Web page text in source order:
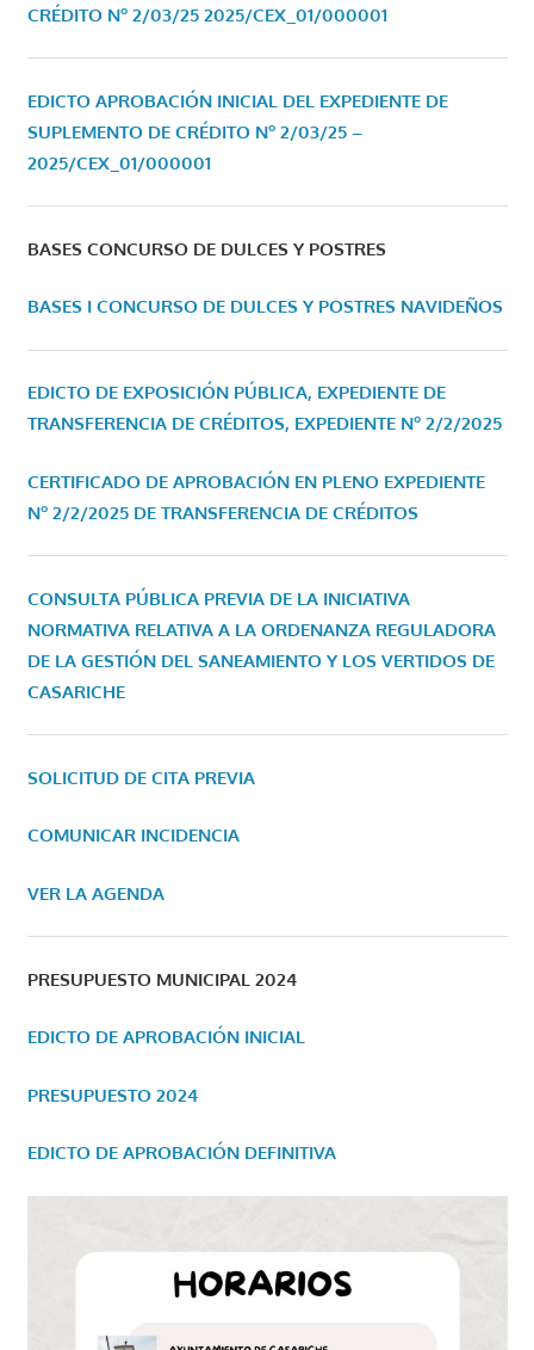
CRÉDITO Nº 2/03/25 2025/CEX_01/000001
EDICTO APROBACIÓN INICIAL DEL EXPEDIENTE DE
SUPLEMENTO DE CRÉDITO Nº 2/03/25 –
2025/CEX_01/000001
BASES CONCURSO DE DULCES Y POSTRES
BASES I CONCURSO DE DULCES Y POSTRES NAVIDEÑOS
EDICTO DE EXPOSICIÓN PÚBLICA, EXPEDIENTE DE
TRANSFERENCIA DE CRÉDITOS, EXPEDIENTE Nº 2/2/2025
CERTIFICADO DE APROBACIÓN EN PLENO EXPEDIENTE
Nº 2/2/2025 DE TRANSFERENCIA DE CRÉDITOS
CONSULTA PÚBLICA PREVIA DE LA INICIATIVA
NORMATIVA RELATIVA A LA ORDENANZA REGULADORA
DE LA GESTIÓN DEL SANEAMIENTO Y LOS VERTIDOS DE
CASARICHE
SOLICITUD DE CITA PREVIA
COMUNICAR INCIDENCIA
VER LA AGENDA
PRESUPUESTO MUNICIPAL 2024
EDICTO DE APROBACIÓN INICIAL
PRESUPUESTO 2024
EDICTO DE APROBACIÓN DEFINITIVA